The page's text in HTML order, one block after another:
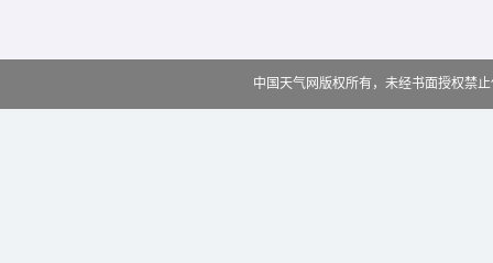
中国天气网版权所有，未经书面授权